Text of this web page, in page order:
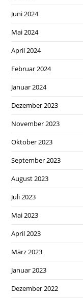
Juni 2024
Mai 2024
April 2024
Februar 2024
Januar 2024
Dezember 2023
November 2023
Oktober 2023
September 2023
August 2023
Juli 2023
Mai 2023
April 2023
März 2023
Januar 2023
Dezember 2022